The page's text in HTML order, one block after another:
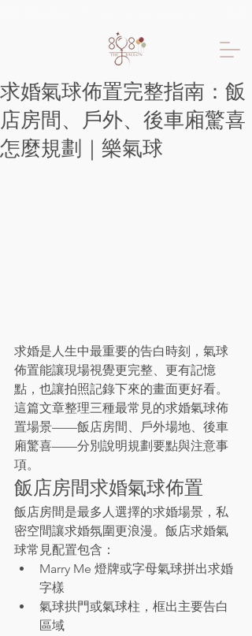
求婚氣球佈置完整指南：飯
店房間、戶外、後車廂驚喜
怎麼規劃｜樂氣球
求婚是人生中最重要的告白時刻，氣球
佈置能讓現場視覺更完整、更有記憶
點，也讓拍照記錄下來的畫面更好看。
這篇文章整理三種最常見的求婚氣球佈
置場景——飯店房間、戶外場地、後車
廂驚喜——分別說明規劃要點與注意事
項。
飯店房間求婚氣球佈置
飯店房間是最多人選擇的求婚場景，私
密空間讓求婚氛圍更浪漫。飯店求婚氣
球常見配置包含：
Marry Me 燈牌或字母氣球拼出求婚
字樣
氣球拱門或氣球柱，框出主要告白
區域